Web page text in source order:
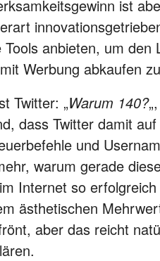
ist
anbieten, um den
Werbung abkaufen
Twitter: „Warum 140?
dass Twitter damit
und
warum gerade
Internet so
ästhetischen
aber das reicht